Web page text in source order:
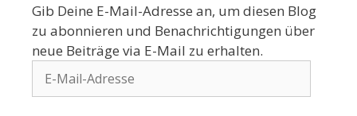
Gib Deine E-Mail-Adresse an, um diesen Blog
zu abonnieren und Benachrichtigungen über
neue Beiträge via E-Mail zu erhalten.